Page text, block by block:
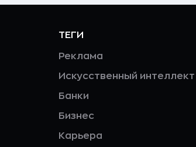
ТЕГИ
Реклама
Искусственный интеллект
Банки
Бизнес
Карьера